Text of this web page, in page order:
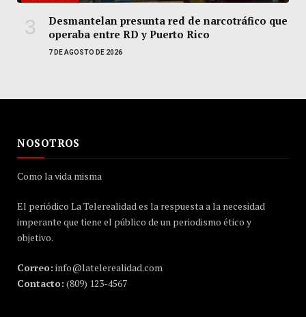
Desmantelan presunta red de narcotráfico que
operaba entre RD y Puerto Rico
7 DE AGOSTO DE 2026
NOSOTROS
Como la vida misma
El periódico La Telerealidad es la respuesta a la necesidad
imperante que tiene el público de un periodismo ético y
objetivo.
Correo: info@latelerealidad.com
Contacto: (809) 123-4567